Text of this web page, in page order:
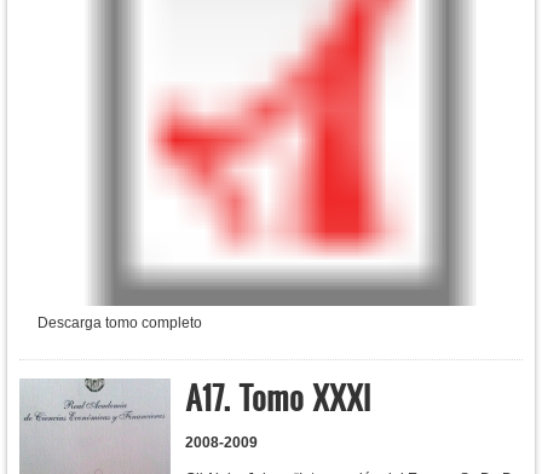
Descarga tomo completo
A17. Tomo XXXI
2008-2009